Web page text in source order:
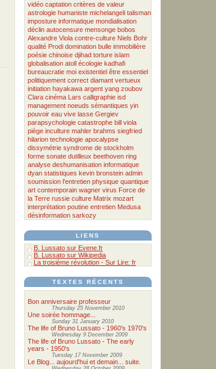
vidéo captation critères de valeur
astrologie humaniste michelangeli talisman
imposture informatique mondialisation
déclin autocensure mensonge bobos
Alexandre Viola contre-culture Niels Bohr
qualité Prodi domination bulle immobilière
poésie chinoise djihad torture islam
globalisation atoll écologie kadhafi
bureaucratie moi existentiel être essentiel
politiquement correct diamant vertueux
initiation hayakawa argent yang zoubov
Clara cinéma Lars calligraphie isd
management noeuds sémantiques yin
pouvoir eau vive lasse Gergiev
parapsychologie catastrophe bill viola
piège inculture mahler brahms siegfried
hilarion technologie apocalypse
dissymétrie syndrome de stockholm
forme sonate dutilleux beethoven ring
analyse deshumanisation informatique
dyan statistiques kevin bronstein admin
soumission l'entretien physique quantique
art contemporain wagner virus Force de
la Terre russie culture Matrix mozart
interprétation poutine entretien Medusa
désinformation sarkozy
LIENS
B. Lussato sur Evene.fr
B. Lussato sur Wikipedia
La troisième révolution - Sur Lire: fr
TEXTES RÉCENTS
Bon anniversaire professeur
Thursday 25 November 2010
Une soirée hommage...
Sunday 31 January 2010
The life of Bruno Lussato - 1960's 1970's
Wednesday 9 December 2009
The life of Bruno Lussato - The early
years - 1950's
Tuesday 17 November 2009
Le Blog... aujourd'hui et demain... suite.